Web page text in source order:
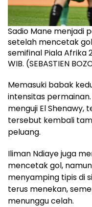
Sadio Mane menjadi
setelah mencetak
semifinal Piala Afrika
WIB. (SEBASTIEN
Memasuki babak
intensitas
menguji El
tersebut kembali
peluang.
Iliman Ndiaye juga
mencetak gol,
menyamping tipis di
terus menekan,
menunggu celah.